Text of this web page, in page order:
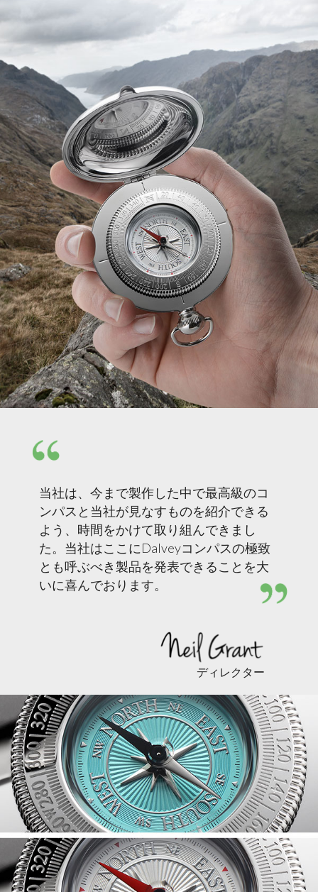
当社は、今まで製作した中で最高級のコ
ンパスと当社が見なすものを紹介できる
よう、時間をかけて取り組んできまし
た。当社はここにDalveyコンパスの極致
とも呼ぶべき製品を発表できることを大
いに喜んでおります。
ディレクター